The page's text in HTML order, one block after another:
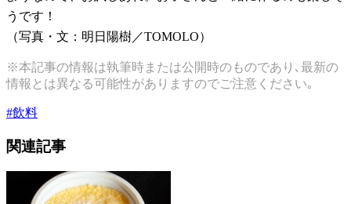
うです！
（写真・文：明日陽樹／TOMOLO）
※本記事の情報は執筆時または公開時のものであり､最新の
情報とは異なる可能性がありますのでご注意ください｡
#飲料
関連記事